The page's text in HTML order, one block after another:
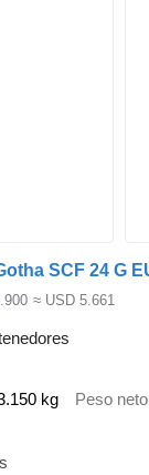
≈ USD 5.661
kg Peso neto